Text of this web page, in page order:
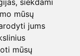
siekdami
mūsų
jums
mūsų